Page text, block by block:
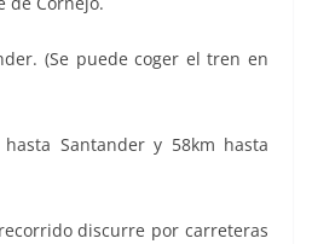
(Se puede coger el tren en
Santander y 58km hasta
discurre por carreteras